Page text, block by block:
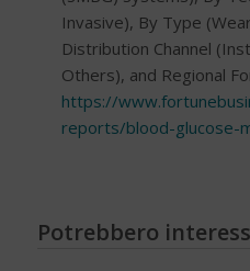
Invasive), By Type
Distribution Channel
Others), and Regional
https://
reports/blood-glucose-
Potrebbero